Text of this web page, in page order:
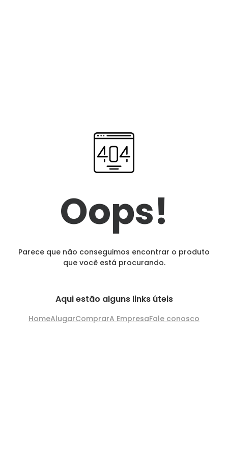
Oops!
Parece que não conseguimos encontrar o produto
que você está procurando.
Aqui estão alguns links úteis
HomeAlugarComprarA EmpresaFale conosco